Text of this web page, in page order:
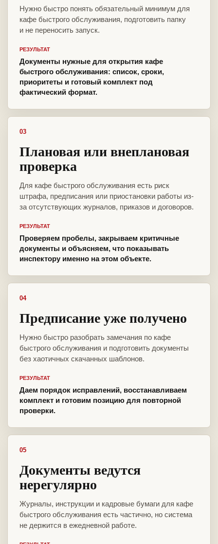
Нужно быстро понять обязательный минимум для
кафе быстрого обслуживания, подготовить папку
и не переносить запуск.
РЕЗУЛЬТАТ
Документы нужные для открытия кафе
быстрого обслуживания: список, сроки,
приоритеты и готовый комплект под
фактический формат.
03
Плановая или внеплановая
проверка
Для кафе быстрого обслуживания есть риск
штрафа, предписания или приостановки работы из-
за отсутствующих журналов, приказов и договоров.
РЕЗУЛЬТАТ
Проверяем пробелы, закрываем критичные
документы и объясняем, что показывать
инспектору именно на этом объекте.
04
Предписание уже получено
Нужно быстро разобрать замечания по кафе
быстрого обслуживания и подготовить документы
без хаотичных скачанных шаблонов.
РЕЗУЛЬТАТ
Даем порядок исправлений, восстанавливаем
комплект и готовим позицию для повторной
проверки.
05
Документы ведутся
нерегулярно
Журналы, инструкции и кадровые бумаги для кафе
быстрого обслуживания есть частично, но система
не держится в ежедневной работе.